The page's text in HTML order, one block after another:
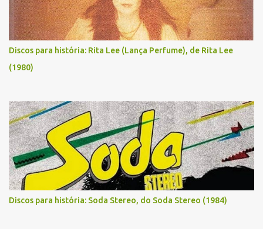
Discos para história: Rita Lee (Lança Perfume), de Rita Lee
(1980)
Discos para história: Soda Stereo, do Soda Stereo (1984)